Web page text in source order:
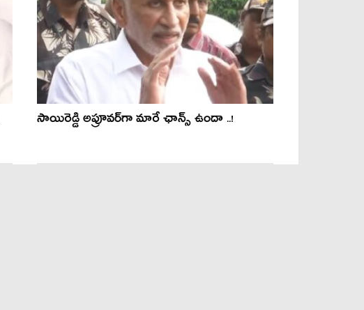
సాయిరెడ్డి అప్రూవ‌ర్‌గా మారే ఛాన్స్‌ ఉందా ..!